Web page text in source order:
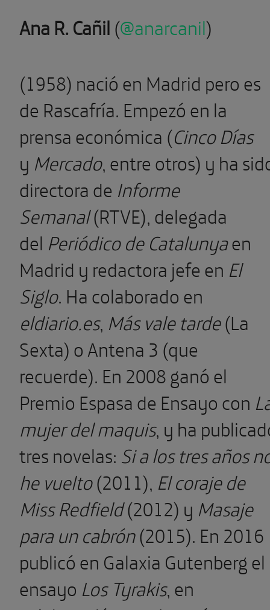
Ana R. Cañil(@anarcanil)
(1958) nació en Madrid pero es
de Rascafría. Empezó en la
prensa económica (Cinco Días
y Mercado,entre otros) y ha
directora de Informe
Semanal(RTVE), delegada
del Periódico de Catalunyaen
Madrid y redactora jefe en El
Siglo. Ha colaborado en
eldiario.es, Más vale tarde(La
Sexta) o Antena 3 (que
recuerde). En 2008 ganó el
Premio Espasa de Ensayo con
mujer del maquis, y ha
tres novelas: Si a los tres años
he vuelto(2011), El coraje de
Miss Redfield(2012) y Masaje
para un cabrón(2015). En 2016
publicó en Galaxia Gutenberg el
ensayo Los Tyrakis, en